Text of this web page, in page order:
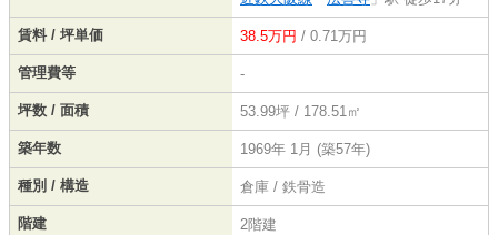
賃料 / 坪単価 38.5万円 / 0.71万円
管理費等 -
坪数 / 面積 53.99坪 / 178.51㎡
築年数 1969年 1月 (築57年)
種別 / 構造 倉庫 / 鉄骨造
階建 2階建